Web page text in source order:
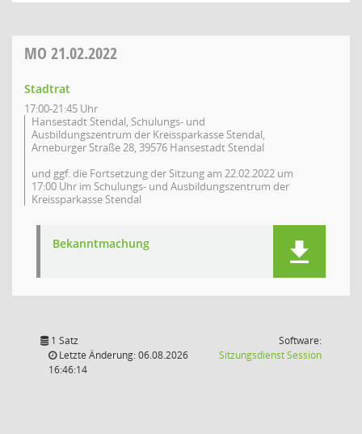
MO 21.02.2022
Stadtrat
17:00-21:45 Uhr
Hansestadt Stendal, Schulungs- und
Ausbildungszentrum der Kreissparkasse Stendal,
Arneburger Straße 28, 39576 Hansestadt Stendal
und ggf. die Fortsetzung der Sitzung am 22.02.2022 um
17:00 Uhr im Schulungs- und Ausbildungszentrum der
Kreissparkasse Stendal
Bekanntmachung
1 Satz
Letzte Änderung: 06.08.2026
16:46:14
Software:
SitzungsdienstSession(Wird in